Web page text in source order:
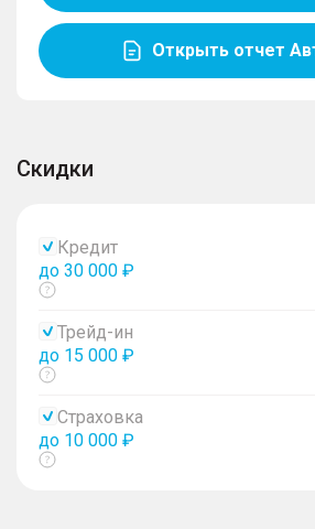
Открыть отчет
Скидки
Кредит
до 30 000 ₽
Показать
Трейд-ин
до 15 000 ₽
Показать
Страховка
до 10 000 ₽
Показать